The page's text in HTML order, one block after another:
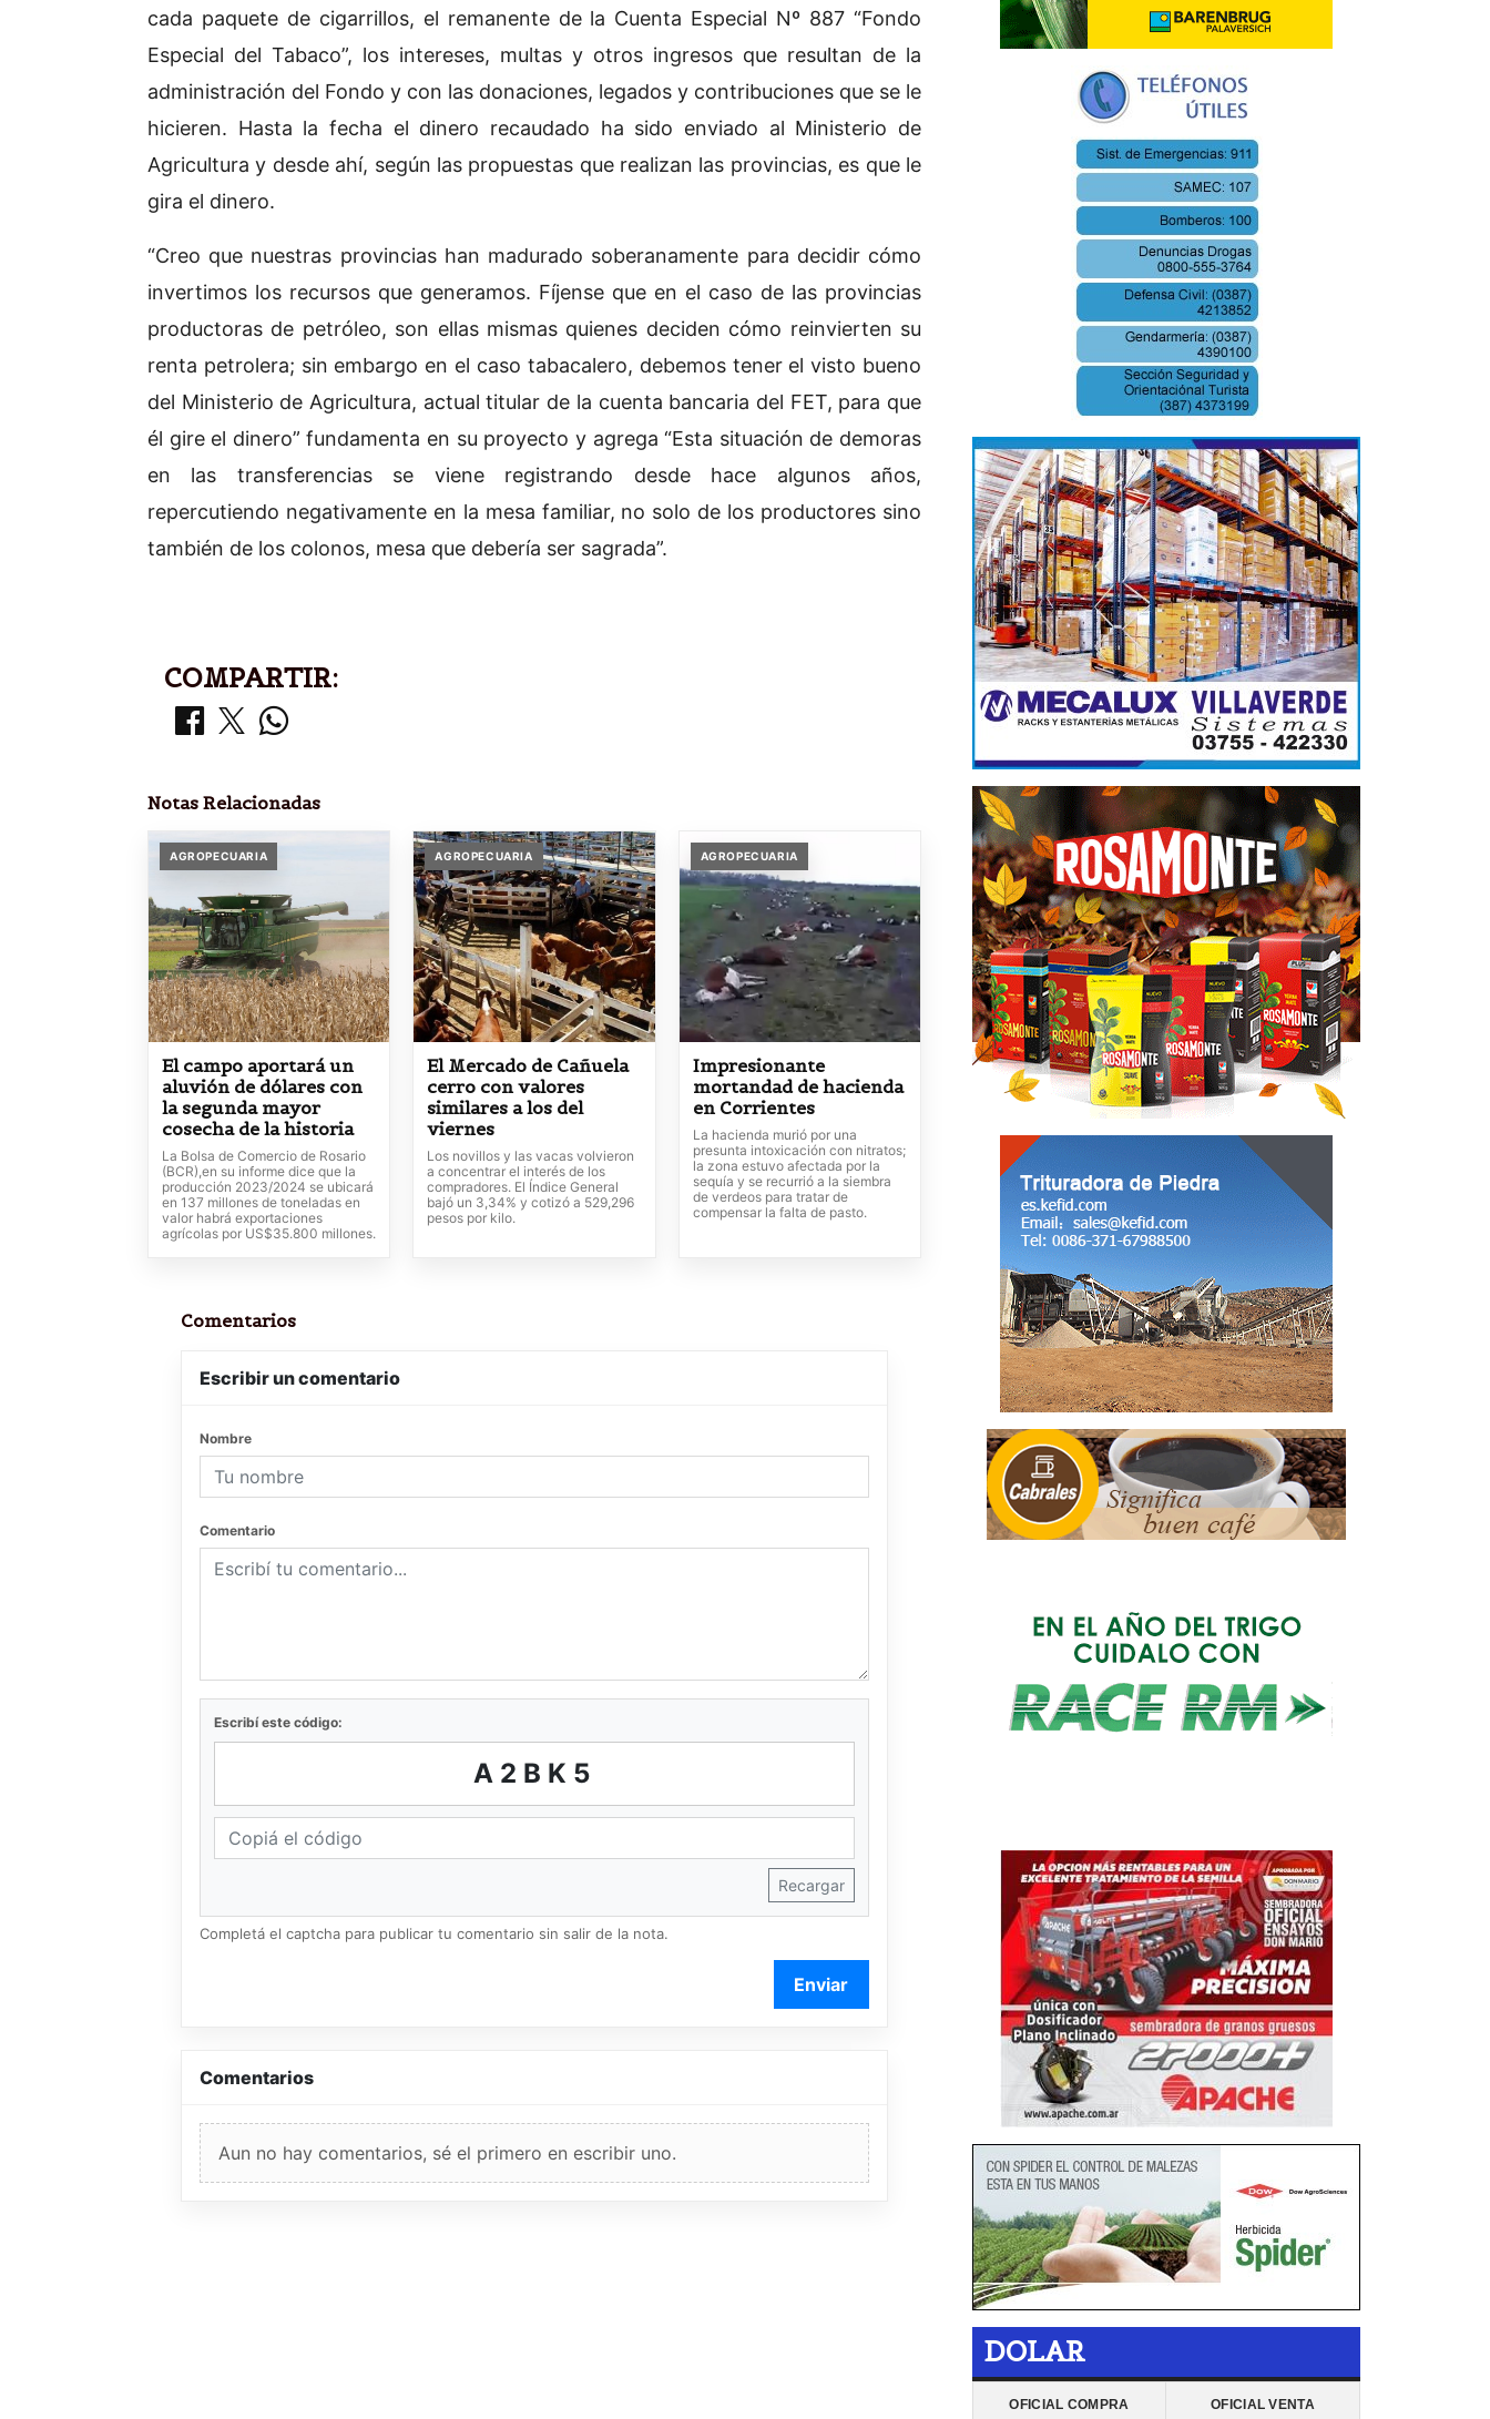
cada paquete de cigarrillos, el remanente de la Cuenta Especial Nº 887 “Fondo
Especial del Tabaco”, los intereses, multas y otros ingresos que resultan de la
administración del Fondo y con las donaciones, legados y contribuciones que se le
hicieren. Hasta la fecha el dinero recaudado ha sido enviado al Ministerio de
Agricultura y desde ahí, según las propuestas que realizan las provincias, es que le
gira el dinero.
“Creo que nuestras provincias han madurado soberanamente para decidir cómo
invertimos los recursos que generamos. Fíjense que en el caso de las provincias
productoras de petróleo, son ellas mismas quienes deciden cómo reinvierten su
renta petrolera; sin embargo en el caso tabacalero, debemos tener el visto bueno
del Ministerio de Agricultura, actual titular de la cuenta bancaria del FET, para que
él gire el dinero” fundamenta en su proyecto y agrega “Esta situación de demoras
en las transferencias se viene registrando desde hace algunos años,
repercutiendo negativamente en la mesa familiar, no solo de los productores sino
también de los colonos, mesa que debería ser sagrada”.
COMPARTIR:
Notas Relacionadas
AGROPECUARIA
El campo aportará un
aluvión de dólares con
la segunda mayor
cosecha de la historia
La Bolsa de Comercio de Rosario
(BCR),en su informe dice que la
producción 2023/2024 se ubicará
en 137 millones de toneladas en
valor habrá exportaciones
agrícolas por US$35.800 millones.
AGROPECUARIA
El Mercado de Cañuela
cerro con valores
similares a los del
viernes
Los novillos y las vacas volvieron
a concentrar el interés de los
compradores. El Índice General
bajó un 3,34% y cotizó a 529,296
pesos por kilo.
AGROPECUARIA
Impresionante
mortandad de hacienda
en Corrientes
La hacienda murió por una
presunta intoxicación con nitratos;
la zona estuvo afectada por la
sequía y se recurrió a la siembra
de verdeos para tratar de
compensar la falta de pasto.
Comentarios
Escribir un comentario
Nombre
Comentario
Escribí este código:
A2BK5
Recargar
Completá el captcha para publicar tu comentario sin salir de la nota.
Enviar
Comentarios
Aun no hay comentarios, sé el primero en escribir uno.
DOLAR
OFICIAL COMPRA OFICIAL VENTA